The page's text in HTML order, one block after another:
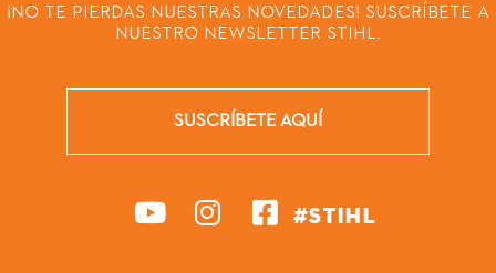
¡NO TE PIERDAS NUESTRAS NOVEDADES! SUSCRÍBETE A
NUESTRO NEWSLETTER STIHL.
SUSCRÍBETE AQUÍ
#STIHL